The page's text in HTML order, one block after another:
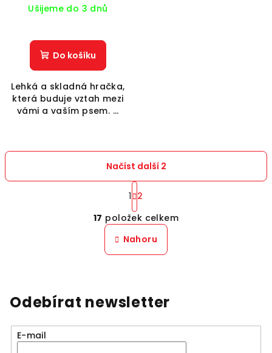
Ušijeme do 3 dnů
Do košíku
Lehká a skladná hračka,
která buduje vztah mezi
vámi a vaším psem. ...
O
v
l
á
c
í
Načíst další 2
S
t
r
á
n
k
o
í
1 2
17 položek celkem
Nahoru
Odebírat newsletter
E-mail